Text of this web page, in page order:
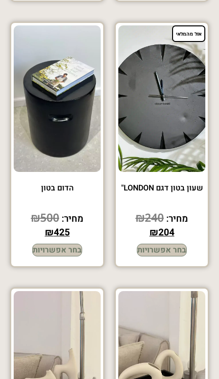
אזל מהמלאי
שעון בטון דגם LONDON"
מחיר: ₪240
₪204
בחר אפשרויות
הדום בטון
מחיר: ₪500
₪425
בחר אפשרויות